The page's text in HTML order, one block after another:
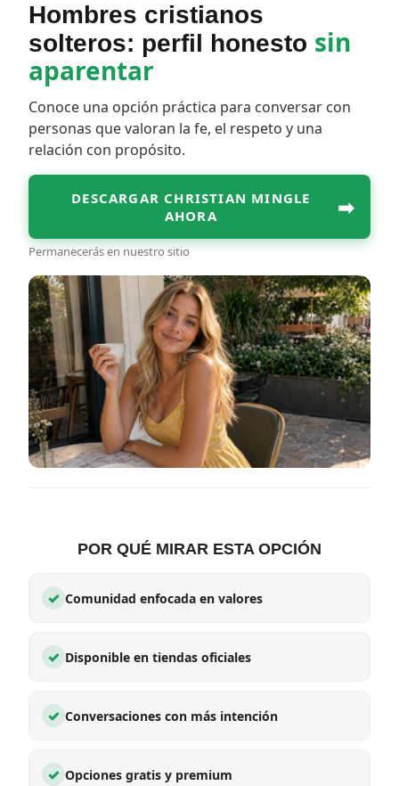
Hombres cristianos
solteros: perfil honesto sin
aparentar
Conoce una opción práctica para conversar con
personas que valoran la fe, el respeto y una
relación con propósito.
DESCARGAR CHRISTIAN MINGLE
AHORA
➡
Permanecerás en nuestro sitio
POR QUÉ MIRAR ESTA OPCIÓN
✓ Comunidad enfocada en valores
✓ Disponible en tiendas oficiales
✓ Conversaciones con más intención
✓ Opciones gratis y premium